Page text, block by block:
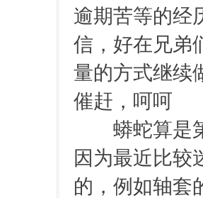
逾期苦等的经
信，好在兄弟
量的方式继续
催赶，呵呵
蟒蛇算是第
因为最近比较
的，例如轴套